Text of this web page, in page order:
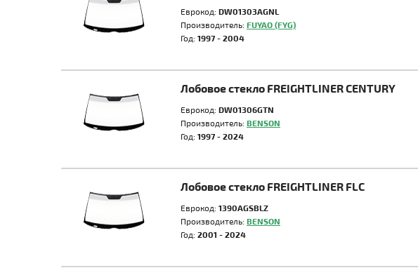
Еврокод: DW01303AGNL
Производитель: FUYAO (FYG)
Год: 1997 - 2004
Лобовое стекло FREIGHTLINER CENTURY
Еврокод: DW01306GTN
Производитель: BENSON
Год: 1997 - 2024
Лобовое стекло FREIGHTLINER FLC
Еврокод: 1390AGSBLZ
Производитель: BENSON
Год: 2001 - 2024